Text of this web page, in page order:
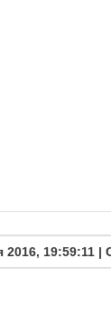
2016, 19:59:11 |